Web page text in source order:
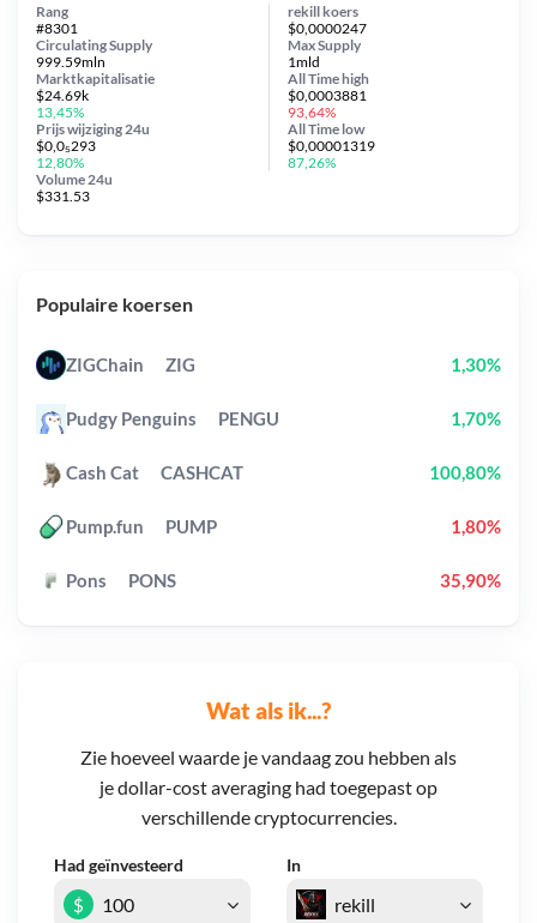
Wat als ik...?
Zie hoeveel waarde je vandaag zou hebben als
je dollar-cost averaging had toegepast op
verschillende cryptocurrencies.
Had geïnvesteerd In
$
rekill koers
$0,0000247
Circulating Supply
999.59mln
Prijs wijziging 24u
$0,0₅293
12,80%
Max Supply
1mld
Marktkapitalisatie
$24.69k
13,45%
Volume 24u
$331.53
Rang
#8301
All Timehigh
$0,0003881
93,64%
All Time low
$0,00001319
87,26%
Populaire koersen
ZIGChain ZIG 1,30%
Pudgy Penguins PENGU 1,70%
Cash Cat CASHCAT 100,80%
Pump.fun PUMP 1,80%
Pons PONS 35,90%